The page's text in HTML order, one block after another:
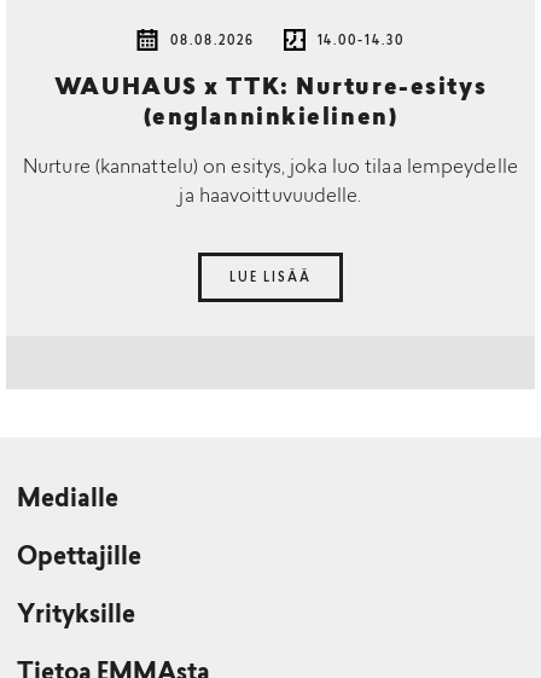
08.08.2026 14.00-14.30
WAUHAUS x TTK: Nurture-esitys
(englanninkielinen)
Nurture (kannattelu) on esitys, joka luo tilaa lempeydelle
ja haavoittuvuudelle.
LUE LISÄÄ
Medialle
Opettajille
Yrityksille